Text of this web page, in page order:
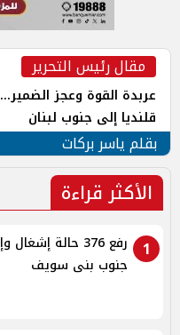
مقال رئيس التحرير
عربدة القوة وعجز
قلنديا إلى جنوب لبنان
بقلم ياسر بركات
الأكثر قراءة
1
جنوب بنى سويف